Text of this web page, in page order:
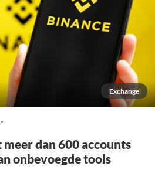
Exchange
dan 600 accounts
onbevoegde tools